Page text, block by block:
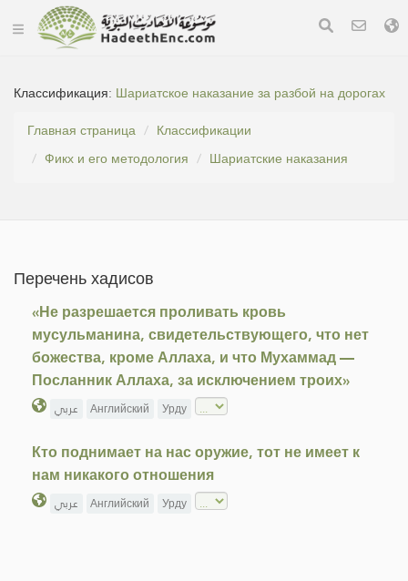
Классификация: Шариатское наказание за разбой на дорогах
Главная страница
Классификации
Фикх и его методология
Шариатские наказания
Перечень хадисов
«Не разрешается проливать кровь
мусульманина, свидетельствующего, что нет
божества, кроме Аллаха, и что Мухаммад —
Посланник Аллаха, за исключением троих»
عربي Английский Урду
Кто поднимает на нас оружие, тот не имеет к
нам никакого отношения
عربي Английский Урду